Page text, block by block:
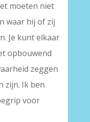
moeten niet
waar hij of zij
Je kunt elkaar
opbouwend
zeggen
zijn. Ik ben
voor